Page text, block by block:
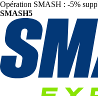
Opération SMASH : -5%
SMASH5